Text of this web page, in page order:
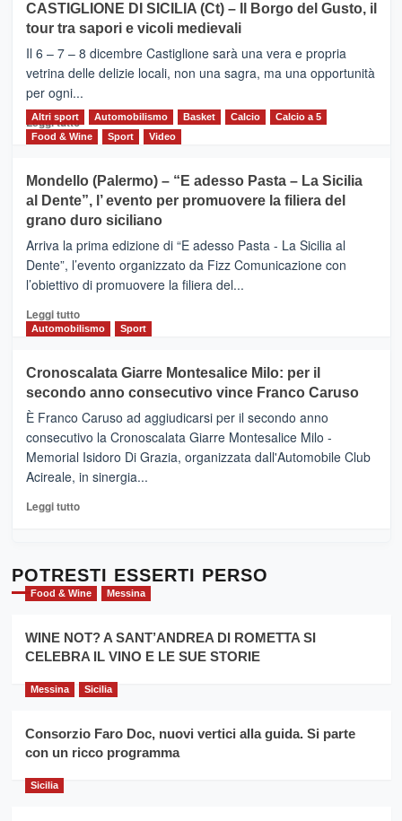
MOIO
ALCANTARA
–
Vivicittà,
alla
scoperta
del
territorio,
e
messaggi
di
CASTIGLIONE DI SICILIA (Ct) – Il Borgo del Gusto, il
tour tra sapori e vicoli medievali
Il 6 – 7 – 8 dicembre Castiglione sarà una vera e propria
vetrina delle delizie locali, non una sagra, ma una opportunità
per ogni...
Leggi tuttoLeggi
di
CASTIGLIONE
DI
SICILIA
(Ct)
–
Il
Borgo
Gusto,
il
tra
sapori
e
vicoli
medievali
Altri sport Automobilismo Basket Calcio
Calcio a 5
Food & Wine
Sport Video
Mondello (Palermo) – “E adesso Pasta – La Sicilia
al Dente”, l’ evento per promuovere la filiera del
grano duro siciliano
Arriva la prima edizione di “E adesso Pasta - La Sicilia al
Dente”, l’evento organizzato da Fizz Comunicazione con
l’obiettivo di promuovere la filiera del...
Leggi tuttoLeggi
di
Mondello
(Palermo)
–
“E
adesso
Pasta
–
Sicilia
l’
evento
per
la
filiera
grano
Automobilismo Sport
Cronoscalata Giarre Montesalice Milo: per il
secondo anno consecutivo vince Franco Caruso
È Franco Caruso ad aggiudicarsi per il secondo anno
consecutivo la Cronoscalata Giarre Montesalice Milo -
Memorial Isidoro Di Grazia, organizzata dall'Automobile Club
Acireale, in sinergia...
Leggi tuttoLeggi
Cronoscalata
Giarre
Montesalice
per
il
anno
vince
Franco
Caruso
POTRESTI ESSERTI PERSO
Food & Wine Messina
WINE NOT? A SANT’ANDREA DI ROMETTA SI
CELEBRA IL VINO E LE SUE STORIE
Messina Sicilia
Consorzio Faro Doc, nuovi vertici alla guida. Si parte
con un ricco programma
Sicilia